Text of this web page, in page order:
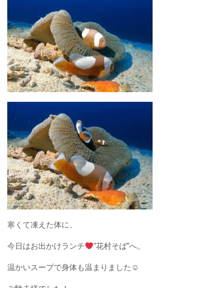
寒くて凍えた体に、
今日はお出かけランチ ”花村そば”へ。
温かいスープで身体も温まりました☺︎